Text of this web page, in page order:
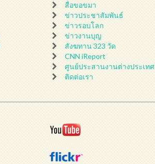
สื่อขอขมา
ข่าวประชาสัมพันธ์
ข่าวรอบโลก
ข่าวงานบุญ
สังฆทาน 323 วัด
CNN iReport
ศูนย์ประสานงานต่างประเทศ
ติดต่อเรา